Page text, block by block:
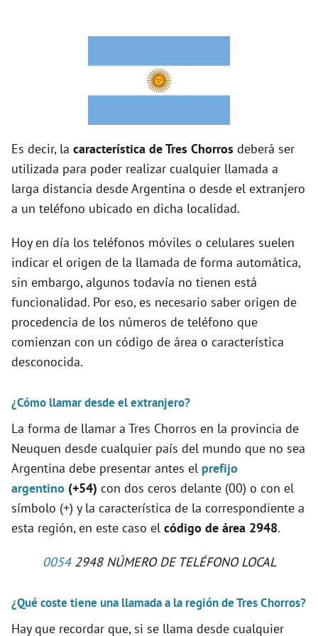
d
e
Es decir, la característica de Tres Chorros deberá ser
utilizada para poder realizar cualquier llamada a
larga distancia desde Argentina o desde el extranjero
a un teléfono ubicado en dicha localidad.
Hoy en día los teléfonos móviles o celulares suelen
indicar el origen de la llamada de forma automática,
sin embargo, algunos todavía no tienen está
funcionalidad. Por eso, es necesario saber origen de
procedencia de los números de teléfono que
comienzan con un código de área o característica
desconocida.
¿Cómo llamar desde el extranjero?
La forma de llamar a Tres Chorros en la provincia de
Neuquen desde cualquier país del mundo que no sea
Argentina debe presentar antes el prefijo
argentino (+54) con dos ceros delante (00) o con el
símbolo (+) y la característica de la correspondiente a
esta región, en este caso el código de área 2948.
00542948 NÚMERO DE TELÉFONO LOCAL
¿Qué coste tiene una llamada a la región de Tres Chorros?
Hay que recordar que, si se llama desde cualquier